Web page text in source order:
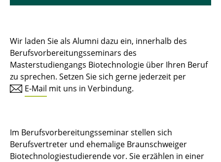
Mehr als nur Studium
FAQs
BACHELOR
Infos für Erstsemester und BewerberInnen
International
Wir laden Sie als Alumni dazu ein, innerhalb des
Berufsvorbereitungsseminars des
Masterstudiengangs Biotechnologie über Ihren Beruf
zu sprechen. Setzen Sie sich gerne jederzeit per
E-Mail mit uns in Verbindung.
Im Berufsvorbereitungsseminar stellen sich
Berufsvertreter und ehemalige Braunschweiger
Biotechnologiestudierende vor. Sie erzählen in einer